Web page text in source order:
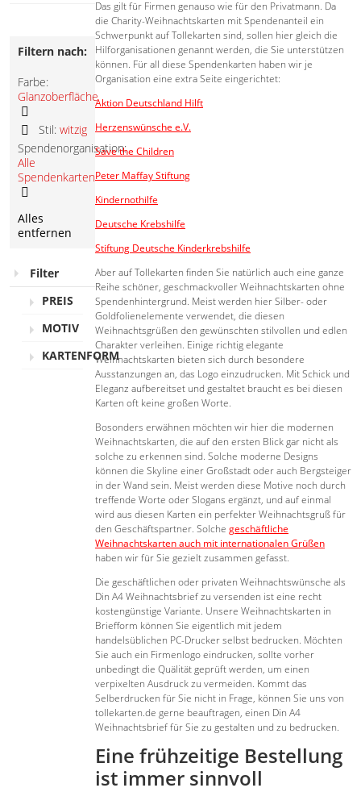
Das gilt für Firmen genauso wie für den Privatmann. Da
die Charity-Weihnachtskarten mit Spendenanteil ein
Schwerpunkt auf Tollekarten sind, sollen hier gleich die
Hilforganisationen genannt werden, die Sie unterstützen
können. Für all diese Spendenkarten haben wir je
Organisation eine extra Seite eingerichtet:
Aktion Deutschland Hilft
Herzenswünsche e.V.
Save the Children
Peter Maffay Stiftung
Kindernothilfe
Deutsche Krebshilfe
Stiftung Deutsche Kinderkrebshilfe
Aber auf Tollekarten finden Sie natürlich auch eine ganze
Reihe schöner, geschmackvoller Weihnachtskarten ohne
Spendenhintergrund. Meist werden hier Silber- oder
Goldfolienelemente verwendet, die diesen
Weihnachtsgrüßen den gewünschten stilvollen und edlen
Charakter verleihen. Einige richtig elegante
Weihnachtskarten bieten sich durch besondere
Ausstanzungen an, das Logo einzudrucken. Mit Schick und
Eleganz aufbereitset und gestaltet braucht es bei diesen
Karten oft keine großen Worte.
Bosonders erwähnen möchten wir hier die modernen
Weihnachtskarten, die auf den ersten Blick gar nicht als
solche zu erkennen sind. Solche moderne Designs
können die Skyline einer Großstadt oder auch Bergsteiger
in der Wand sein. Meist werden diese Motive noch durch
treffende Worte oder Slogans ergänzt, und auf einmal
wird aus diesen Karten ein perfekter Weihnachtsgruß für
den Geschäftspartner. Solche geschäftliche
Weihnachtskarten auch mit internationalen Grüßen
haben wir für Sie gezielt zusammen gefasst.
Die geschäftlichen oder privaten Weihnachtswünsche als
Din A4 Weihnachtsbrief zu versenden ist eine recht
kostengünstige Variante. Unsere Weihnachtskarten in
Briefform können Sie eigentlich mit jedem
handelsüblichen PC-Drucker selbst bedrucken. Möchten
Sie auch ein Firmenlogo eindrucken, sollte vorher
unbedingt die Quälität geprüft werden, um einen
verpixelten Ausdruck zu vermeiden. Kommt das
Selberdrucken für Sie nicht in Frage, können Sie uns von
tollekarten.de gerne beauftragen, einen Din A4
Weihnachtsbrief für Sie zu gestalten und zu bedrucken.
Eine frühzeitige Bestellung
ist immer sinnvoll
Filtern nach:
Farbe:
Glanzoberfläche
Diesen
Artikel
entfernen
Stil: witzig
Diesen
Artikel
entfernen
Spendenorganisation:
Alle
Spendenkarten
Artikel
entfernen
Alles
entfernen
Filter
PREIS
MOTIV
KARTENFORM